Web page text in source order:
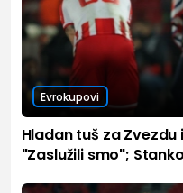
Evrokupovi
Hladan tuš za
"Zaslužili smo";